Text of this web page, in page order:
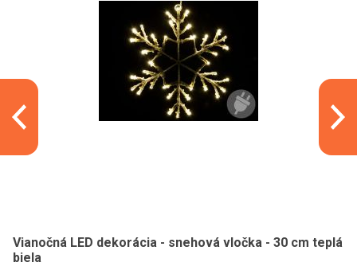
Vianočná LED dekorácia - snehová vločka - 30 cm teplá
biela